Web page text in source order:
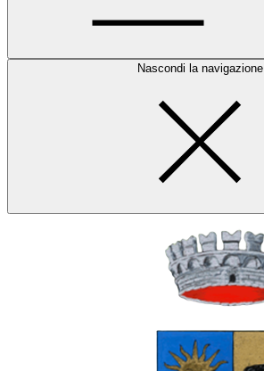
Nascondi la navigazione